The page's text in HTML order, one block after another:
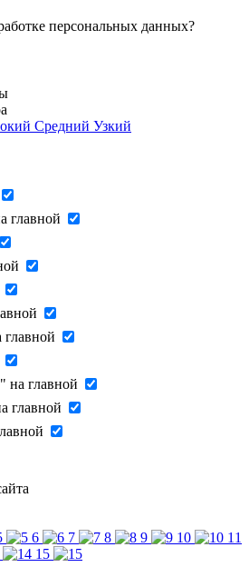
персональных данных?
Средний Узкий
главной
на главной
главной
6 7 8 9 10
11
15